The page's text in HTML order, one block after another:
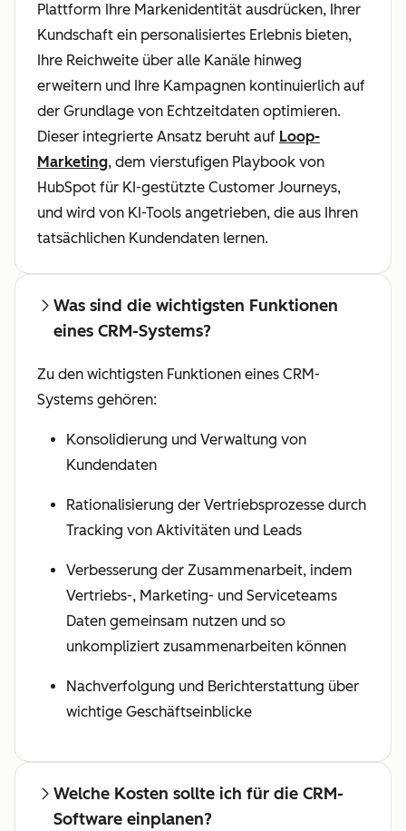
Plattform Ihre Markenidentität ausdrücken, Ihrer
Kundschaft ein personalisiertes Erlebnis bieten,
Ihre Reichweite über alle Kanäle hinweg
erweitern und Ihre Kampagnen kontinuierlich auf
der Grundlage von Echtzeitdaten optimieren.
Dieser integrierte Ansatz beruht auf Loop-
Marketing, dem vierstufigen Playbook von
HubSpot für KI-gestützte Customer Journeys,
und wird von KI-Tools angetrieben, die aus Ihren
tatsächlichen Kundendaten lernen.
Was sind die wichtigsten Funktionen
eines CRM-Systems?
Zu den wichtigsten Funktionen eines CRM-
Systems gehören:
Konsolidierung und Verwaltung von
Kundendaten
Rationalisierung der Vertriebsprozesse durch
Tracking von Aktivitäten und Leads
Verbesserung der Zusammenarbeit, indem
Vertriebs-, Marketing- und Serviceteams
Daten gemeinsam nutzen und so
unkompliziert zusammenarbeiten können
Nachverfolgung und Berichterstattung über
wichtige Geschäftseinblicke
Welche Kosten sollte ich für die CRM-
Software einplanen?